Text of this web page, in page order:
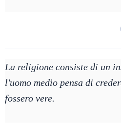
La religione consiste di un
l'uomo medio pensa di
fossero vere.